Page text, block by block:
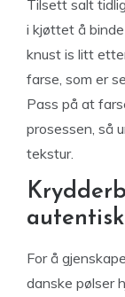
Tilsett salt
i kjøttet å
knust is litt
farse, som er
Pass på at
prosessen, så
tekstur.
For å
danske pølser